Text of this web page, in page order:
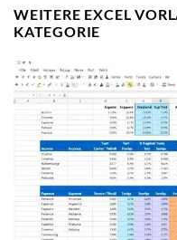
WEITERE EXCEL
KATEGORIE